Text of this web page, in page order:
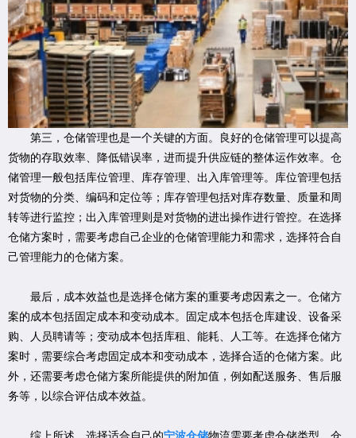
第三，仓储管理也是一个关键的方面。良好的仓储管理可以提高
货物的存取效率、降低错误率，进而提升供应链的整体运作效率。仓
储管理一般包括库位管理、库存管理、出入库管理等。库位管理包括
对货物的分类、编码和定位等；库存管理包括对库存数量、质量和周
转等进行监控；出入库管理则是对货物的进出操作进行管控。在选择
仓储方案时，需要考虑自己企业的仓储管理能力和需求，选择符合自
己管理能力的仓储方案。
最后，成本效益也是选择仓储方案的重要考虑因素之一。仓储方
案的成本包括固定成本和变动成本。固定成本包括仓库建设、设备采
购、人员聘请等；变动成本包括库租、能耗、人工等。在选择仓储方
案时，需要综合考虑固定成本和变动成本，选择合适的仓储方案。此
外，还需要考虑仓储方案所能提供的附加值，例如配送服务、售后服
务等，以综合评估成本效益。